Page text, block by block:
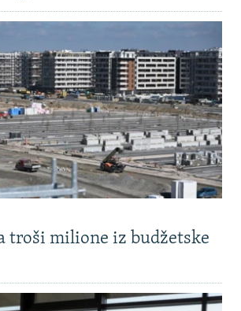
troši milione iz budžetske